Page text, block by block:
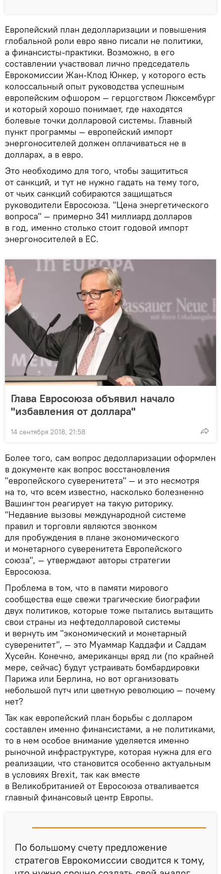
Европейский план дедолларизации и повышения
глобальной роли евро явно писали не политики,
а финансисты-практики. Возможно, в его
составлении участвовал лично председатель
Еврокомиссии Жан-Клод Юнкер, у которого есть
колоссальный опыт руководства успешным
европейским офшором — герцогством Люксембург
и который хорошо понимает, где находятся
болевые точки долларовой системы. Главный
пункт программы — европейский импорт
энергоносителей должен оплачиваться не в
долларах, а в евро.
Это необходимо для того, чтобы защититься
от санкций, и тут не нужно гадать на тему того,
от чьих санкций собираются защищаться
руководители Евросоюза. "Цена энергетического
вопроса" — примерно 341 миллиард долларов
в год, именно столько стоит годовой импорт
энергоносителей в ЕС.
Глава Евросоюза объявил начало
"избавления от доллара"
14 сентября 2018, 21:58
Более того, сам вопрос дедолларизации оформлен
в документе как вопрос восстановления
"европейского суверенитета" — и это несмотря
на то, что всем известно, насколько болезненно
Вашингтон реагирует на такую риторику.
"Недавние вызовы международной системе
правил и торговли являются звонком
для пробуждения в плане экономического
и монетарного суверенитета Европейского
союза", — утверждают авторы стратегии
Евросоюза.
Проблема в том, что в памяти мирового
сообщества еще свежи трагические биографии
двух политиков, которые тоже пытались вытащить
свои страны из нефтедолларовой системы
и вернуть им "экономический и монетарный
суверенитет", — это Муаммар Каддафи и Саддам
Хусейн. Конечно, американцы вряд ли (по крайней
мере, сейчас) будут устраивать бомбардировки
Парижа или Берлина, но вот организовать
небольшой путч или цветную революцию — почему
нет?
Так как европейский план борьбы с долларом
составлен именно финансистами, а не политиками,
то в нем особое внимание уделяется именно
рыночной инфраструктуре, которая нужна для его
реализации, что становится особенно актуальным
в условиях Brexit, так как вместе
в Великобританией от Евросоюза отваливается
главный финансовый центр Европы.
По большому счету предложение
стратегов Еврокомиссии сводится к тому,